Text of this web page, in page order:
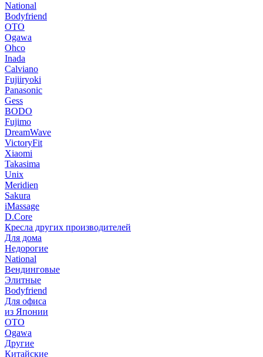
National
Bodyfriend
OTO
Ogawa
Ohco
Inada
Calviano
Fujiiryoki
Panasonic
Gess
BODO
Fujimo
DreamWave
VictoryFit
Xiaomi
Takasima
Unix
Meridien
Sakura
iMassage
D.Core
Кресла других производителей
Для дома
Недорогие
National
Вендинговые
Элитные
Bodyfriend
Для офиса
из Японии
OTO
Ogawa
Другие
Китайские